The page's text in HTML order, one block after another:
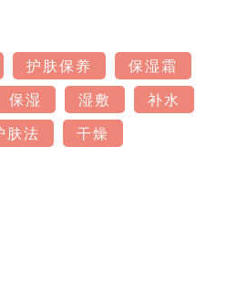
护肤保养
保湿霜
保湿 湿敷
补水
肤法 干燥